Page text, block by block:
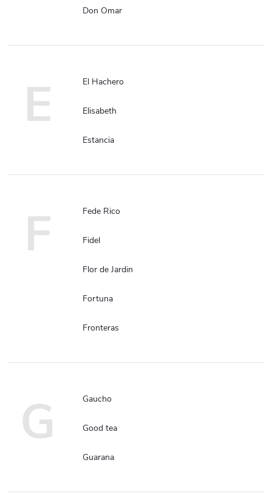
Don Omar
E El Hachero
Elisabeth
Estancia
F Fede Rico
Fidel
Flor de Jardin
Fortuna
Fronteras
G Gaucho
Good tea
Guarana